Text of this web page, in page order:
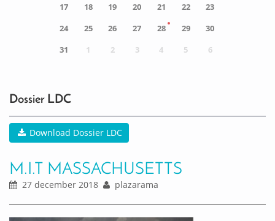
17
18 19 20 21 22
23
24
25 26 27 28 29
30
31
1 2 3 4 5 6
Dossier LDC
Download Dossier LDC
M.I.T MASSACHUSETTS
27 december 2018 plazarama